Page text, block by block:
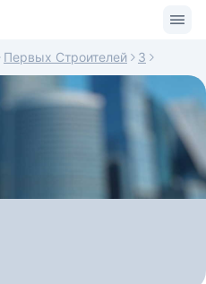
Первых Строителей 3